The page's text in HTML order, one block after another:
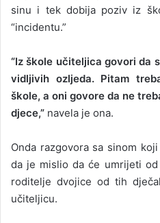
sinu i tek dobija poziv iz
“incidentu.”
“Iz škole učiteljica govori da
vidljivih ozljeda. Pitam
škole, a oni govore da ne
djece,” navela je ona.
Onda razgovora sa sinom
da je mislio da će umrijeti
roditelje dvojice od tih
učiteljicu.